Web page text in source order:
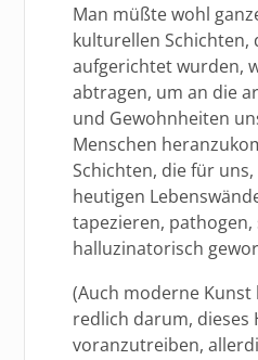
Man müßte wohl
kulturellen Schichten,
aufgerichtet wurden,
abtragen, um an die
und Gewohnheiten
Menschen
Schichten, die für
heutigen
tapezieren,
halluzinatorisch
(Auch moderne
redlich darum, dieses
voranzutreiben,